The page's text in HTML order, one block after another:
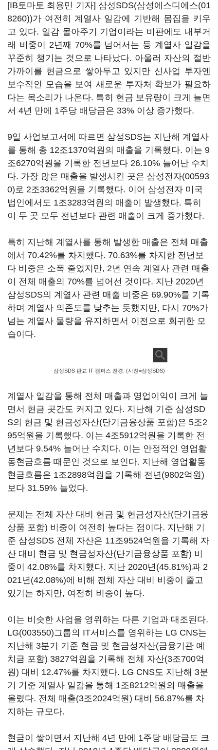
[IB토마토 최용민 기자] 삼성SDS(삼성에스디에스(01
8260))가 여전히 계열사 일감에 기반해 몸집을 키우
고 있다. 일감 몰아주기 기업이라는 비판에도 내부거
래 비중이 2년째 70%를 넘어서는 등 계열사 일감을
꾸준히 챙기는 것으로 나타났다. 아울러 자산의 절반
가까이를 현금으로 쌓아두고 있지만 신사업 투자엔
보수적인 모습을 보여 새로운 투자처 확보가 필요하
다는 목소리가 나온다. 특히 현금 보유량이 크게 늘면
서 4년 만에 1주당 배당금은 33% 이상 증가했다.
9일 사업보고서에 따르면 삼성SDS는 지난해 계열사
를 통해 총 12조1370억원의 매출을 기록했다. 이는 9
조6270억원을 기록한 전년보다 26.10% 늘어난 수치
다. 가장 많은 매출을 발생시킨 곳은 삼성전자(00593
0)로 2조3362억원을 기록했다. 이어 삼성전자 미국
법인에서도 1조3283억원의 매출이 발생했다. 특히
이 두 곳 모두 전년보다 관련 매출이 크게 증가했다.
특히 지난해 계열사를 통해 발생한 매출은 전체 매출
에서 70.42%를 차지했다. 70.63%를 차지한 전년보
다 비중은 소폭 줄었지만, 2년 연속 계열사 관련 매출
이 전체 매출의 70%를 넘어선 것이다. 지난 2020년
삼성SDS의 계열사 관련 매출 비중은 69.90%를 기록
하며 계열사 의존도를 낮추는 듯했지만, 다시 70%가
넘는 계열사 물량을 유지하면서 이전으로 회귀한 모
습이다.
삼성SDS 판교 IT 캠퍼스 전경. (사진=삼성SDS)
계열사 일감을 통해 전체 매출과 영업이익이 크게 늘
면서 현금 곳간도 커지고 있다. 지난해 기준 삼성SD
S의 현금 및 현금성자산(단기금융상품 포함)은 5조2
95억원을 기록했다. 이는 4조5912억원을 기록한 전
년보다 9.54% 늘어난 수치다. 이는 안정적인 영업활
동현금흐름 때문인 것으로 보인다. 지난해 영업활동
현금흐름은 1조2898억원을 기록해 전년(9802억원)
보다 31.59% 늘었다.
문제는 전체 자산 대비 현금 및 현금성자산(단기금융
상품 포함) 비중이 여전히 높다는 점이다. 지난해 기
준 삼성SDS 전체 자산은 11조9524억원을 기록해 자
산 대비 현금 및 현금성자산(단기금융상품 포함) 비
중이 42.08%를 차지했다. 지난 2020년(45.81%)과 2
021년(42.08%)에 비해 전체 자산 대비 비중이 줄고
있기는 하지만, 여전히 비중이 높다.
이는 비슷한 사업을 영위하는 다른 기업과 대조된다.
LG(003550)그룹의 IT서비스를 영위하는 LG CNS는
지난해 3분기 기준 현금 및 현금성자산(금융기관 예
치금 포함) 3827억원을 기록해 전체 자산(3조700억
원) 대비 12.47%를 차지했다. LG CNS도 지난해 3분
기 기준 계열사 일감을 통해 1조8212억원의 매출을
올렸다. 전체 매출(3조2024억원) 대비 56.87%를 차
지하는 규모다.
현금이 쌓이면서 지난해 4년 만에 1주당 배당금도 크